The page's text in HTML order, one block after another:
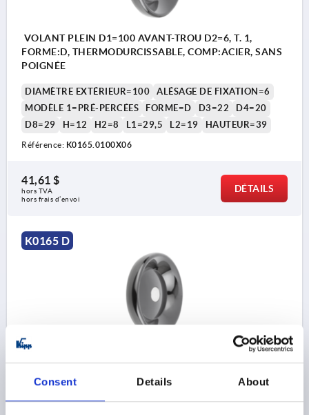
Consent Details About
VOLANT PLEIN D1=100 AVANT-TROU D2=6, T. 1,
FORME:D, THERMODURCISSABLE, COMP:ACIER, SANS
POIGNÉE
DIAMÈTRE EXTÉRIEUR=100
ALÉSAGE DE FIXATION=6
MODÈLE 1=PRÉ-PERCÉES
FORME=D D3=22
D4=20
D8=29
H=12 H2=8 L1=29,5 L2=19 HAUTEUR=39
Référence: K0165.0100X06
41,61 $
hors TVA
hors frais d’envoi
DÉTAILS
K0165 D
POIGNÉE